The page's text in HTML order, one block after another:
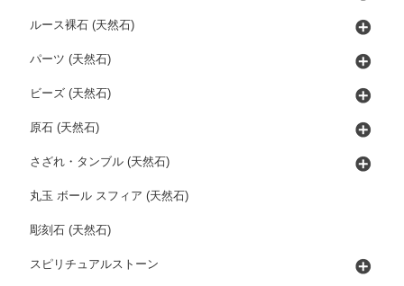
ルース裸石 (天然石)
パーツ (天然石)
ビーズ (天然石)
原石 (天然石)
さざれ・タンブル (天然石)
丸玉 ボール スフィア (天然石)
彫刻石 (天然石)
スピリチュアルストーン